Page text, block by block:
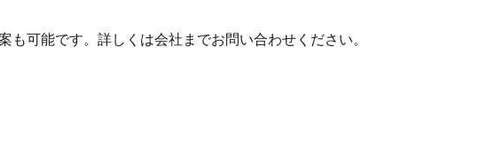
も可能です。詳しくは会社までお問い合わせください。